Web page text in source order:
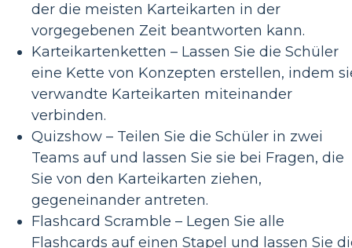
der die meisten Karteikarten in der
vorgegebenen Zeit beantworten kann.
Karteikartenketten – Lassen Sie die Schüler
eine Kette von Konzepten erstellen, indem
verwandte Karteikarten miteinander
verbinden.
Quizshow – Teilen Sie die Schüler in zwei
Teams auf und lassen Sie sie bei Fragen, die
Sie von den Karteikarten ziehen,
gegeneinander antreten.
Flashcard Scramble – Legen Sie alle
Flashcards auf einen Stapel und lassen Sie